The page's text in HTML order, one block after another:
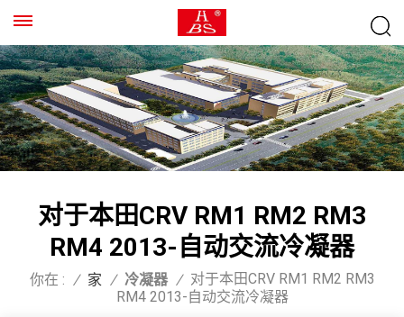
对于本田CRV RM1 RM2 RM3
RM4 2013-自动交流冷凝器
你在 : / 家 / 冷凝器 / 对于本田CRV RM1 RM2 RM3
RM4 2013-自动交流冷凝器